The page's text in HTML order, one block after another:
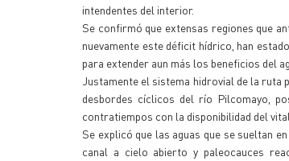
intendentes del interior.
Se confirmó que extensas regiones que
nuevamente este déficit hídrico, han
para extender aun más los beneficios del
Justamente el sistema hidrovial de la ruta
desbordes cíclicos del río Pilcomayo,
contratiempos con la disponibilidad del
Se explicó que las aguas que se sueltan
canal a cielo abierto y paleocauces